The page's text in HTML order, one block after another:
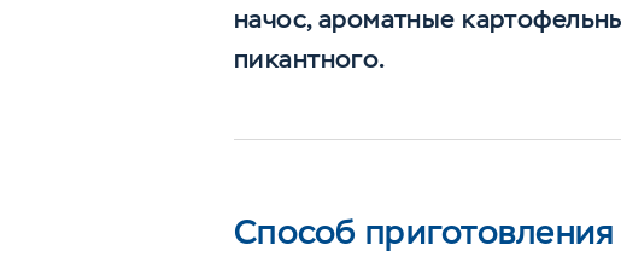
начос, ароматные
пикантного.
Способ приготовления